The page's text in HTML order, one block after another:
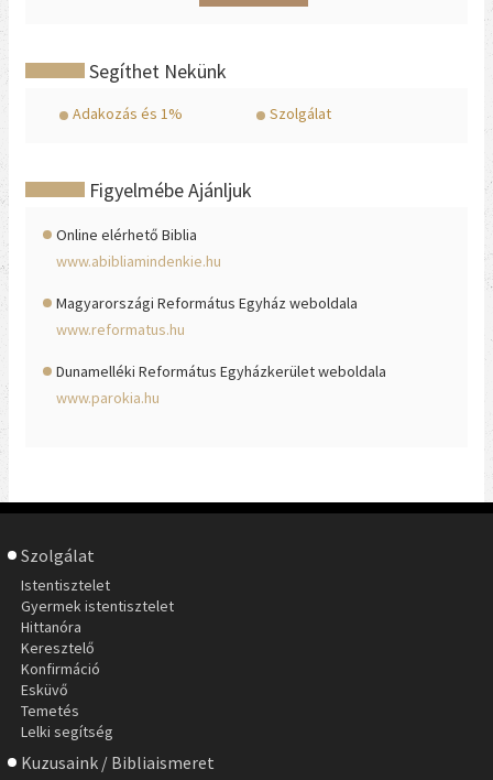
Segíthet Nekünk
Adakozás és 1% Szolgálat
Figyelmébe Ajánljuk
Online elérhető Biblia
www.abibliamindenkie.hu
Magyarországi Református Egyház weboldala
www.reformatus.hu
Dunamelléki Református Egyházkerület weboldala
www.parokia.hu
Szolgálat
Istentisztelet
Gyermek istentisztelet
Hittanóra
Keresztelő
Konfirmáció
Esküvő
Temetés
Lelki segítség
Kuzusaink / Bibliaismeret